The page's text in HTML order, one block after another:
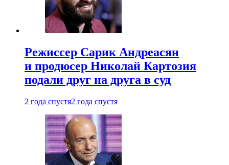
Режиссер Сарик Андреасян
и продюсер Николай Картозия
подали друг на друга в суд
2 года спустя2 года спустя